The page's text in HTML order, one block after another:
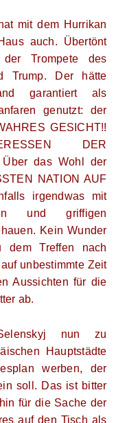
mit dem Hurrikan
auch. Übertönt
Trompete des
Trump. Der hätte
garantiert als
genutzt: der
GESICHT!!
DER
Über das Wohl der
NATION AUF
irgendwas mit
und griffigen
Kein Wunder
Treffen nach
unbestimmte Zeit
Aussichten für die
ab.
nun zu
Hauptstädte
werben, der
soll. Das ist bitter
für die Sache der
auf den Tisch als